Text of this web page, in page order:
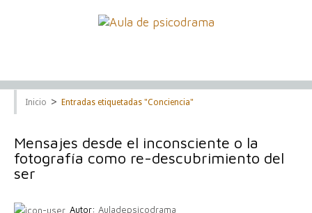
Inicio > Entradas etiquetadas "Conciencia"
Mensajes desde el inconsciente o la
fotografía como re-descubrimiento del
ser
Autor: Auladepsicodrama